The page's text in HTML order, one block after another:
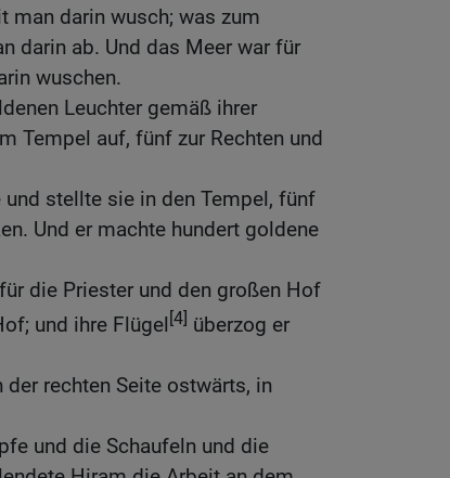
man darin wusch; was zum
darin ab. Und das Meer war für
wuschen.
Leuchter gemäß ihrer
Tempel auf, fünf zur Rechten und
und stellte sie in den Tempel, fünf
Und er machte hundert goldene
die Priester und den großen Hof
und ihre Flügel [4] überzog er
rechten Seite ostwärts, in
und die Schaufeln und die